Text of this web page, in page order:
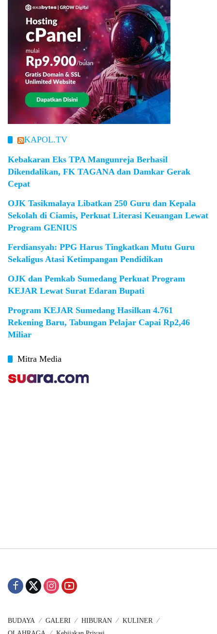
KAPOL.TV
Kebakaran Eks TPA Mangunreja Berhasil
Dikendalikan, FK TAGANA dan Damkar Gerak
Cepat
OJK Tasikmalaya Libatkan 250 Guru dan Kepala
Sekolah di Ciamis, Perkuat Literasi Keuangan Lewat
Program GENIUS
Ferdiansyah: PPG Harus Tingkatkan Mutu Guru
Sekaligus Atasi Ketimpangan Pendidikan
OJK dan Pemkab Sumedang Perkuat Program
KEJAR Lewat Surat Edaran Bupati
Program KEJAR Sumedang Hasilkan 4.761
Rekening Baru, Tabungan Pelajar Capai Rp2,46
Miliar
Mitra Media
BUDAYA GALERI HIBURAN
KULINER